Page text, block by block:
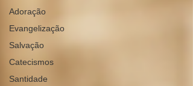
Adoração
Evangelização
Salvação
Catecismos
Santidade